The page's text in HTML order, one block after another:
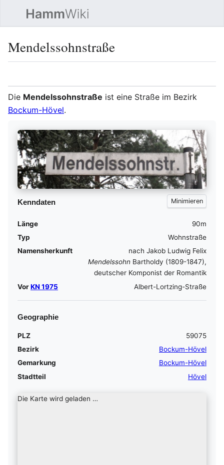
Mendelssohnstraße
Die Mendelssohnstraße ist eine Straße im Bezirk
Bockum-Hövel.
Kenndaten
Länge
90m
Typ
Wohnstraße
Namensherkunft
nach Jakob Ludwig Felix
Mendelssohn Bartholdy (1809-1847),
deutscher Komponist der Romantik
VorKN 1975 Albert-Lortzing-Straße
Geographie
PLZ
59075
Bezirk
Bockum-Hövel
Gemarkung
Bockum-Hövel
Stadtteil
Hövel
Die Karte wird geladen …